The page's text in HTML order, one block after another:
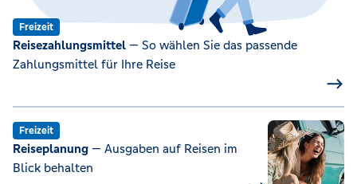
Freizeit
Reisezahlungsmittel — So wählen Sie das passende
Zahlungsmittel für Ihre Reise
Freizeit
Reiseplanung — Ausgaben auf Reisen im
Blick behalten